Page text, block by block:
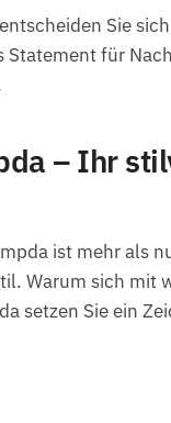
Sie
für
– Ihr
ist mehr als
Warum sich mit
setzen Sie ein